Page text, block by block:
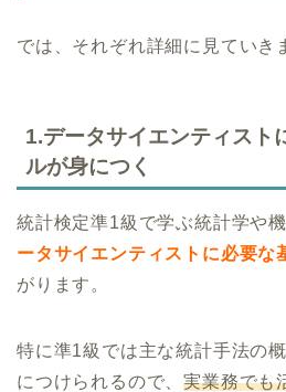
では、それぞれ詳細に見ていき
1.データサイエンティスト
ルが身につく
統計検定準1級で学ぶ統計学や
ータサイエンティストに必要な
がります。
特に準1級では主な統計手法の
につけられるので、実業務でも